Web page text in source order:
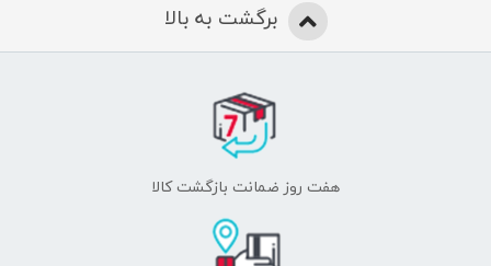
برگشت به بالا
هفت روز ضمانت بازگشت کالا